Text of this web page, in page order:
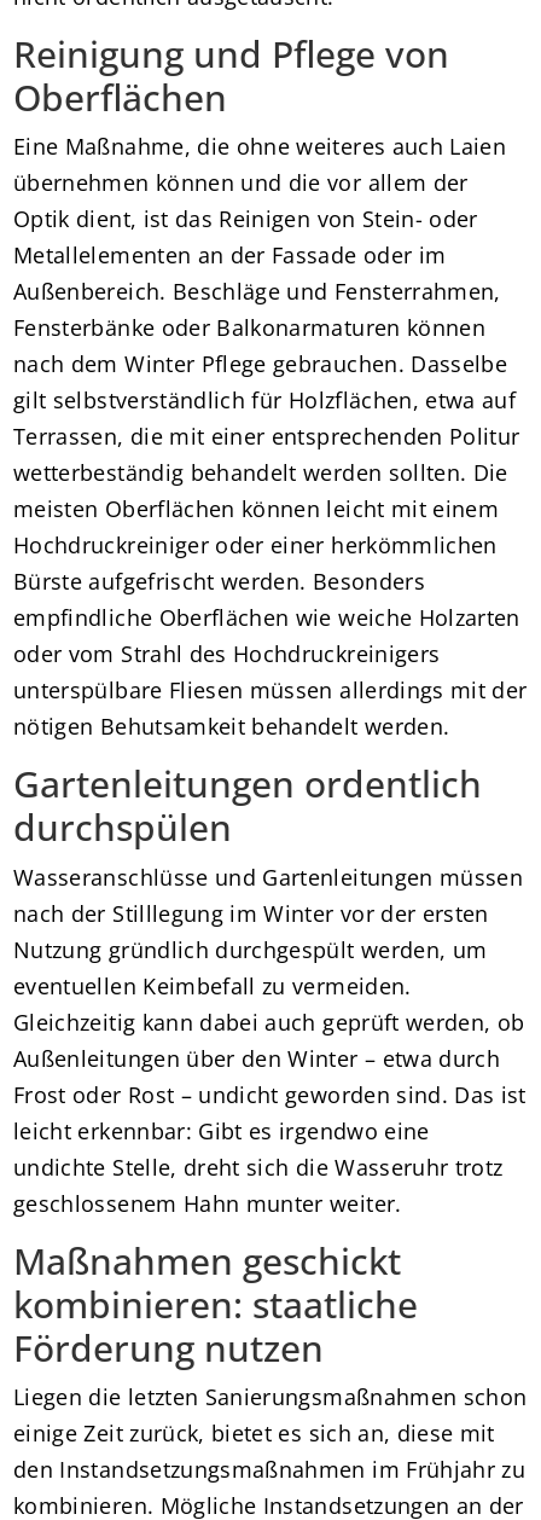
Reinigung und Pflege von
Oberflächen
Eine Maßnahme, die ohne weiteres auch Laien
übernehmen können und die vor allem der
Optik dient, ist das Reinigen von Stein- oder
Metallelementen an der Fassade oder im
Außenbereich. Beschläge und Fensterrahmen,
Fensterbänke oder Balkonarmaturen können
nach dem Winter Pflege gebrauchen. Dasselbe
gilt selbstverständlich für Holzflächen, etwa auf
Terrassen, die mit einer entsprechenden Politur
wetterbeständig behandelt werden sollten. Die
meisten Oberflächen können leicht mit einem
Hochdruckreiniger oder einer herkömmlichen
Bürste aufgefrischt werden. Besonders
empfindliche Oberflächen wie weiche Holzarten
oder vom Strahl des Hochdruckreinigers
unterspülbare Fliesen müssen allerdings mit der
nötigen Behutsamkeit behandelt werden.
Gartenleitungen ordentlich
durchspülen
Wasseranschlüsse und Gartenleitungen müssen
nach der Stilllegung im Winter vor der ersten
Nutzung gründlich durchgespült werden, um
eventuellen Keimbefall zu vermeiden.
Gleichzeitig kann dabei auch geprüft werden, ob
Außenleitungen über den Winter – etwa durch
Frost oder Rost – undicht geworden sind. Das ist
leicht erkennbar: Gibt es irgendwo eine
undichte Stelle, dreht sich die Wasseruhr trotz
geschlossenem Hahn munter weiter.
Maßnahmen geschickt
kombinieren: staatliche
Förderung nutzen
Liegen die letzten Sanierungsmaßnahmen schon
einige Zeit zurück, bietet es sich an, diese mit
den Instandsetzungsmaßnahmen im Frühjahr zu
kombinieren. Mögliche Instandsetzungen an der